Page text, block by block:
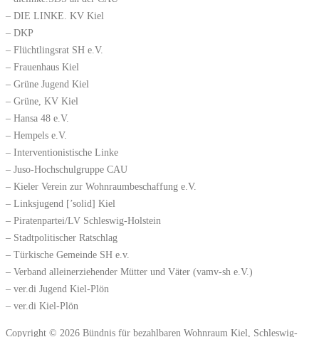
– DIE LINKE. KV Kiel
– DKP
– Flüchtlingsrat SH e.V.
– Frauenhaus Kiel
– Grüne Jugend Kiel
– Grüne, KV Kiel
– Hansa 48 e.V.
– Hempels e.V.
– Interventionistische Linke
– Juso-Hochschulgruppe CAU
– Kieler Verein zur Wohnraumbeschaffung e.V.
– Linksjugend [’solid] Kiel
– Piratenpartei/LV Schleswig-Holstein
– Stadtpolitischer Ratschlag
– Türkische Gemeinde SH e.v.
– Verband alleinerziehender Mütter und Väter (vamv-sh e.V.)
– ver.di Jugend Kiel-Plön
– ver.di Kiel-Plön
Copyright © 2026 Bündnis für bezahlbaren Wohnraum Kiel, Schleswig-